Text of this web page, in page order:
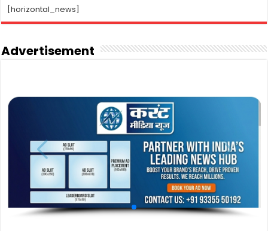
[horizontal_news]
Advertisement